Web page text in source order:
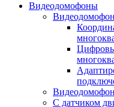
Видеодомофоны
С датчиком